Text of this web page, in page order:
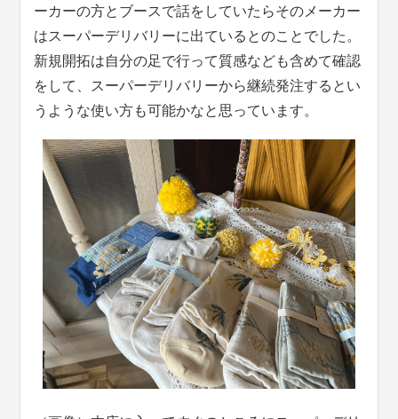
ーカーの方とブースで話をしていたらそのメーカー
はスーパーデリバリーに出ているとのことでした。
新規開拓は自分の足で行って質感なども含めて確認
をして、スーパーデリバリーから継続発注するとい
うような使い方も可能かなと思っています。